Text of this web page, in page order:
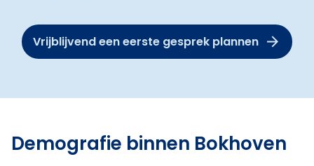
Vrijblijvend een eerste gesprek plannen
Demografie binnen Bokhoven